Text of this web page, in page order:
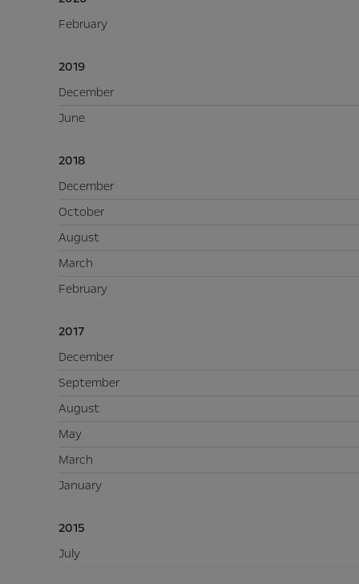
February
2019
December
June
2018
December
October
August
March
February
2017
December
September
August
May
March
January
2015
July